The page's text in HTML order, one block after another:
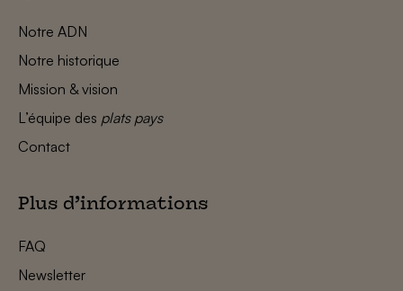
Notre ADN
Notre historique
Mission & vision
L’équipe des plats pays
Contact
Plus d’informations
FAQ
Newsletter